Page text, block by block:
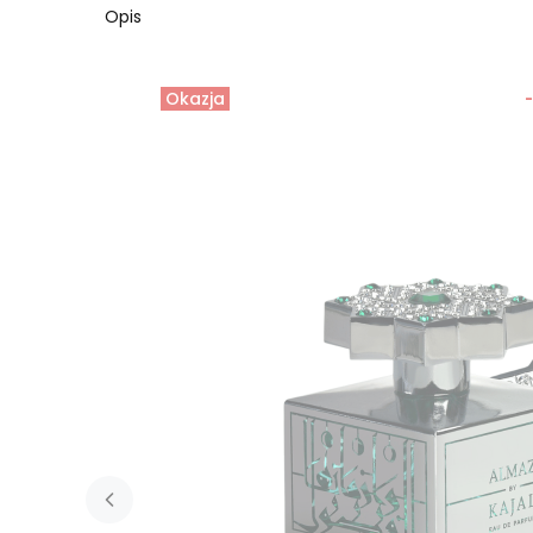
Opis
Okazja